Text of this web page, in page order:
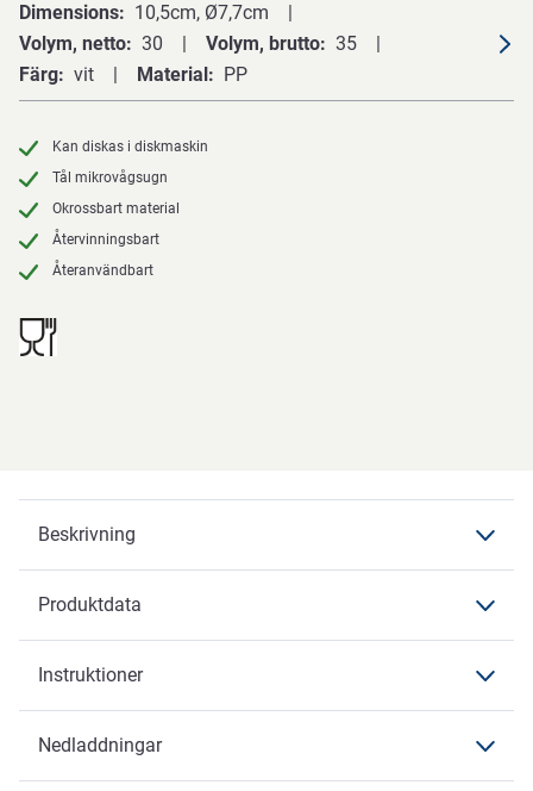
Dimensions
10,5cm, Ø7,7cm
Volym, netto
30 Volym, brutto
35
Färg
vit Material PP
Kan diskas i diskmaskin
Tål mikrovågsugn
Okrossbart material
Återvinningsbart
Återanvändbart
Beskrivning
Produktdata
Instruktioner
Nedladdningar